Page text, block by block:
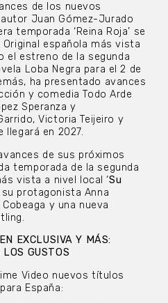
de los nuevos
Juan Gómez-Jurado
temporada ‘Reina Roja’ se
española más vista
el estreno de la segunda
Loba Negra para el 2 de
ha presentado avances
y comedia Todo Arde
Speranza y
Victoria Teijeiro y
llegará en 2027.
de sus próximos
temporada de la segunda
vista a nivel local ‘Su
protagonista Anna
y una nueva
EXCLUSIVA Y MÁS:
GUSTOS
Video nuevos títulos
España: